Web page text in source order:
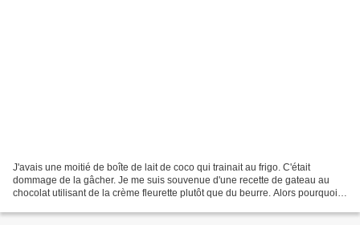
J'avais une moitié de boîte de lait de coco qui trainait au frigo. C'était
dommage de la gâcher. Je me suis souvenue d'une recette de gateau au
chocolat utilisant de la crème fleurette plutôt que du beurre. Alors pourquoi